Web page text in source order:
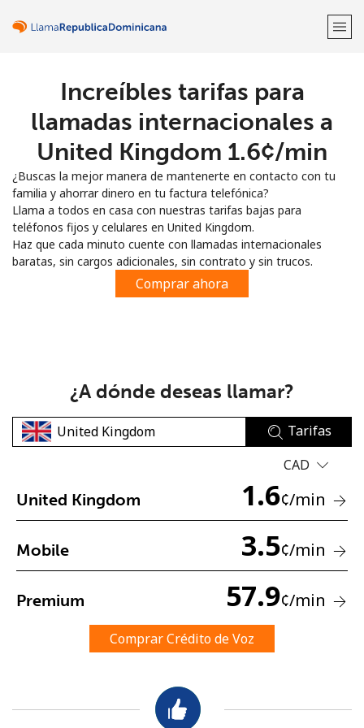
¡Bienvenido!
Regístrate con
o
No se ha creado una contraseña
Mínimo 8 caracteres
Un número
Un caracter especial
Mantente en contacto para recibir nuestras mejores
ofertas.
Increíbles tarifas para
llamadas internacionales a
United Kingdom ⁦1.6¢⁩/min
¿Buscas la mejor manera de mantenerte en contacto con tu
familia y ahorrar dinero en tu factura telefónica?
Llama a todos en casa con nuestras tarifas bajas para
teléfonos fijos y celulares en United Kingdom.
Haz que cada minuto cuente con llamadas internacionales
baratas, sin cargos adicionales, sin contrato y sin trucos.
Comprar ahora
¿A dónde deseas llamar?
Tarifas
CAD
United Kingdom 1.6¢/min
Mobile 3.5¢/min
Premium 57.9¢/min
Comprar Crédito de Voz